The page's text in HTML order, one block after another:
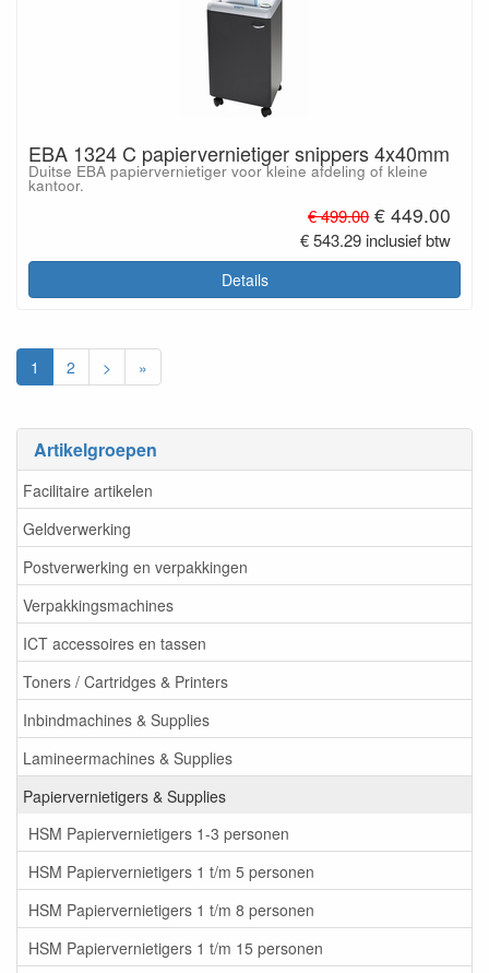
Artikelgroepen
Facilitaire artikelen
Geldverwerking
Postverwerking en verpakkingen
Verpakkingsmachines
ICT accessoires en tassen
Toners / Cartridges & Printers
Inbindmachines & Supplies
Lamineermachines & Supplies
Papiervernietigers & Supplies
HSM Papiervernietigers 1-3 personen
HSM Papiervernietigers 1 t/m 5 personen
HSM Papiervernietigers 1 t/m 8 personen
HSM Papiervernietigers 1 t/m 15 personen
EBA 1324 C papiervernietiger snippers 4x40mm
Duitse EBA papiervernietiger voor kleine afdeling of kleine
kantoor.
€ 499.00 € 449.00
€ 543.29 inclusief btw
Details
1 2 > »